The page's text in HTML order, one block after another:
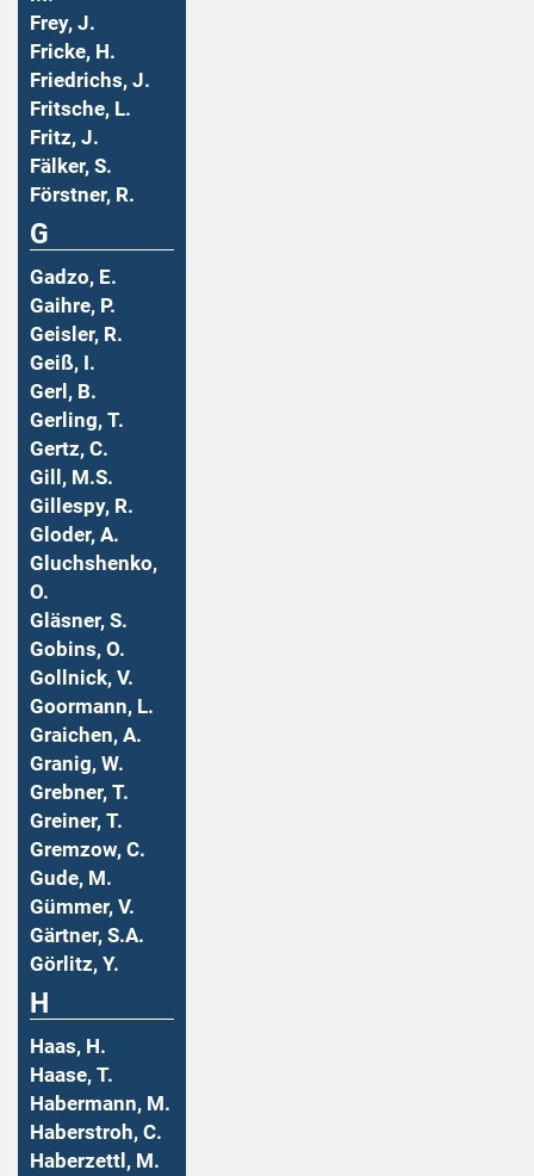
Frey, J.
Fricke, H.
Friedrichs, J.
Fritsche, L.
Fritz, J.
Fälker, S.
Förstner, R.
G
Gadzo, E.
Gaihre, P.
Geisler, R.
Geiß, I.
Gerl, B.
Gerling, T.
Gertz, C.
Gill, M.S.
Gillespy, R.
Gloder, A.
Gluchshenko,
O.
Gläsner, S.
Gobins, O.
Gollnick, V.
Goormann, L.
Graichen, A.
Granig, W.
Grebner, T.
Greiner, T.
Gremzow, C.
Gude, M.
Gümmer, V.
Gärtner, S.A.
Görlitz, Y.
H
Haas, H.
Haase, T.
Habermann, M.
Haberstroh, C.
Haberzettl, M.